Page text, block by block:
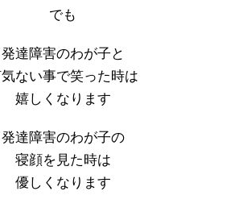
でも
発達障害のわが子と
ない事で笑った時は
嬉しくなります
発達障害のわが子の
寝顔を見た時は
優しくなります